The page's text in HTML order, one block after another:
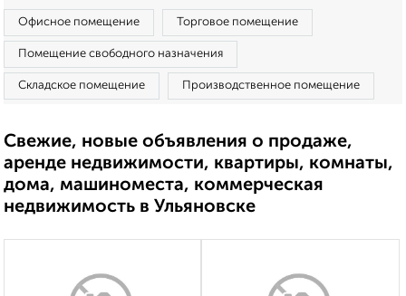
Офисное помещение Торговое помещение
Помещение свободного назначения
Складское помещение Производственное помещение
Свежие, новые объявления о продаже,
аренде недвижимости, квартиры, комнаты,
дома, машиноместа, коммерческая
недвижимость в Ульяновске